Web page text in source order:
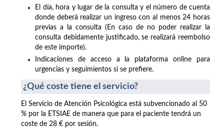
El día, hora y lugar de la consulta y el número de cuenta
donde deberá realizar un ingreso con al menos 24 horas
previas a la consulta (En caso de no poder realizar la
consulta debidamente justificado, se realizará reembolso
de este importe).
Indicaciones de acceso a la plataforma online para
urgencias y seguimientos si se prefiere.
¿Qué coste tiene el servicio?
El Servicio de Atención Psicológica está subvencionado al 50
% por la ETSIAE de manera que para el paciente tendrá un
coste de 28 € por sesión.